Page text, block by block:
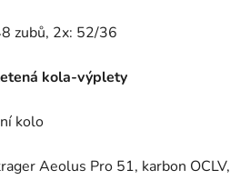
zubů, 2x: 52/36
kola-výplety
kolo
Aeolus Pro 51, karbon